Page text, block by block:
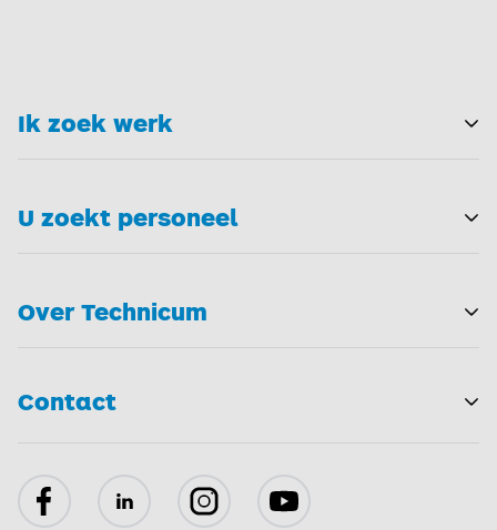
Ik zoek werk
U zoekt personeel
Over Technicum
Contact
FacebookLinkedIn InstagramYouTube